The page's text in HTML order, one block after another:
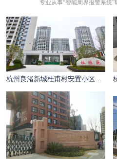
专业从事“智能周界报警系统
杭州良渚新城杜甫村安置小区电子围栏案例